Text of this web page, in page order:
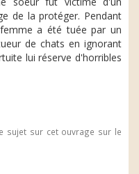
de la protéger. Pendant
a été tuée par un
de chats en ignorant
lui réserve d'horribles
sujet sur cet ouvrage sur le